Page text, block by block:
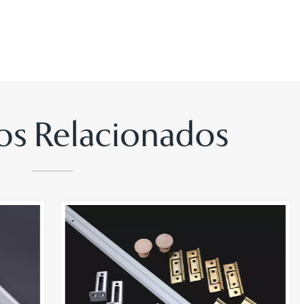
Relacionados